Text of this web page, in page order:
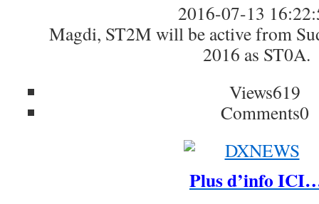
2016-07-13
Magdi, ST2M will be active from
2016 as ST0A.
Views619
Comments0
Plus d’info